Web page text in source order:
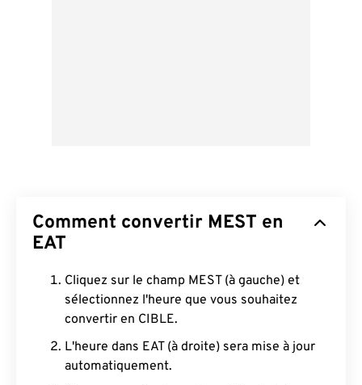
Comment convertir MEST en
EAT
Cliquez sur le champ MEST (à gauche) et
sélectionnez l'heure que vous souhaitez
convertir en CIBLE.
L'heure dans EAT (à droite) sera mise à jour
automatiquement.